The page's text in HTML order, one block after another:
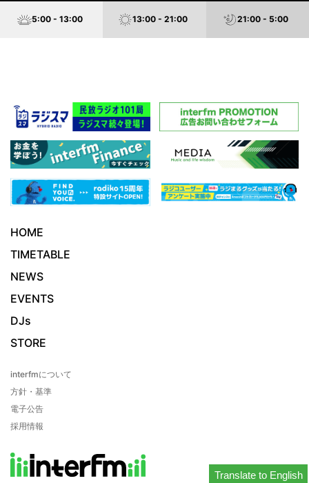
5:00 - 13:00 13:00 - 21:00 21:00 - 5:00
Translate to English
HOME
TIMETABLE
NEWS
EVENTS
DJs
STORE
interfmについて
方針・基準
電子公告
採用情報